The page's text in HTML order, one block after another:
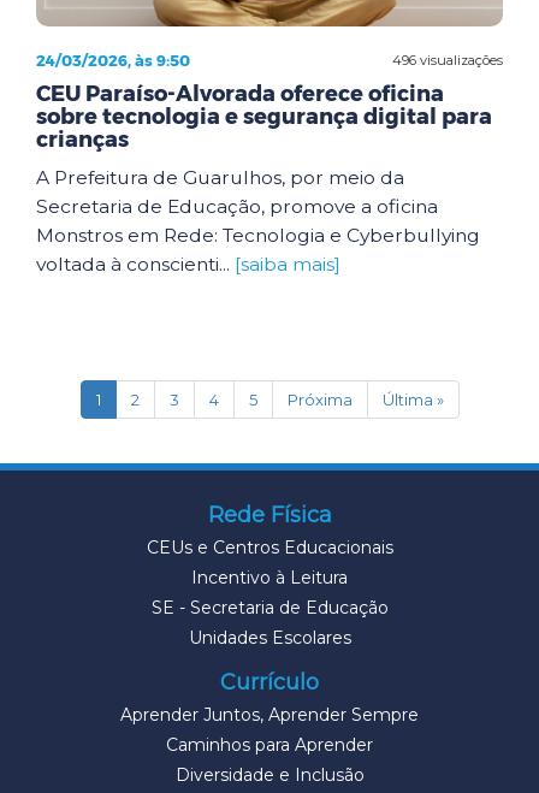
496 visualizações
24/03/2026, às 9:50
CEU Paraíso-Alvorada oferece oficina
sobre tecnologia e segurança digital para
crianças
A Prefeitura de Guarulhos, por meio da
Secretaria de Educação, promove a oficina
Monstros em Rede: Tecnologia e Cyberbullying
voltada à conscienti... [saiba mais]
1(current)
2 3 4 5 Próxima Última »
Rede Física
CEUs e Centros Educacionais
Incentivo à Leitura
SE - Secretaria de Educação
Unidades Escolares
Currículo
Aprender Juntos, Aprender Sempre
Caminhos para Aprender
Diversidade e Inclusão